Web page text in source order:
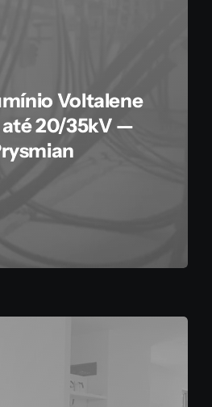
Voltalene
20/35kV —